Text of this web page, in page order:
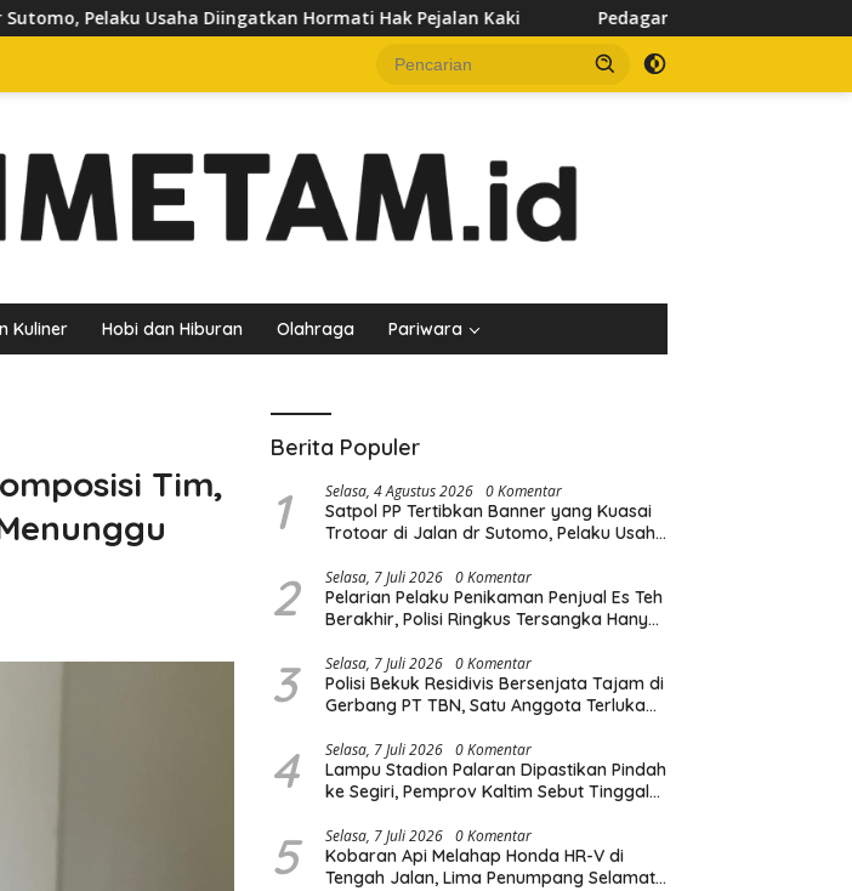
Hormati Hak Pejalan Kaki Pedagang Keluhkan Sepinya Pasar Pagi Samarinda,
Kuliner Hobi dan Hiburan Olahraga Pariwara
Tim,
Berita Populer
1 Selasa, 4 Agustus 2026 0 Komentar
Satpol PP Tertibkan Banner yang Kuasai
Trotoar di Jalan dr Sutomo, Pelaku Usaha
2 Selasa, 7 Juli 2026 0 Komentar
Pelarian Pelaku Penikaman Penjual Es Teh
Berakhir, Polisi Ringkus Tersangka Hanya
3 Selasa, 7 Juli 2026 0 Komentar
Polisi Bekuk Residivis Bersenjata Tajam di
Gerbang PT TBN, Satu Anggota Terluka
4 Selasa, 7 Juli 2026 0 Komentar
Lampu Stadion Palaran Dipastikan Pindah
ke Segiri, Pemprov Kaltim Sebut Tinggal
5 Selasa, 7 Juli 2026 0 Komentar
Kobaran Api Melahap Honda HR-V di
Tengah Jalan, Lima Penumpang Selamat